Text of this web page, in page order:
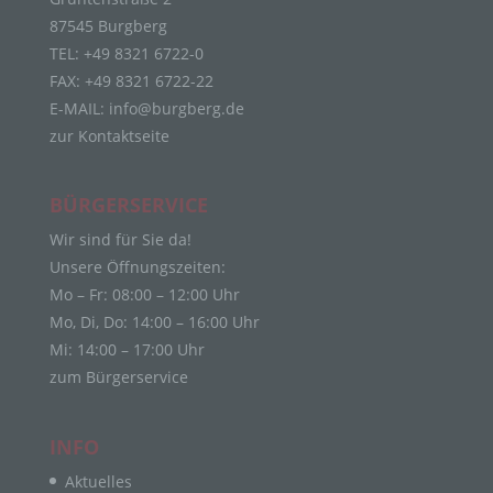
87545 Burgberg
TEL: +49 8321 6722-0
FAX: +49 8321 6722-22
E-MAIL: info@burgberg.de
zur Kontaktseite
BÜRGERSERVICE
Wir sind für Sie da!
Unsere Öffnungszeiten:
Mo – Fr: 08:00 – 12:00 Uhr
Mo, Di, Do: 14:00 – 16:00 Uhr
Mi: 14:00 – 17:00 Uhr
zum Bürgerservice
INFO
Aktuelles
die sich auf eine identifizierte oder identifizierbare
natürliche Person (im Folgenden „betroffene
Person") beziehen. Als identifizierbar wird eine
natürliche Person angesehen, die direkt oder
Kennung wie einem Namen, zu einer
Kennnummer, zu Standortdaten, zu einer Online-
physischen, physiologischen, genetischen,
sozialen Identität dieser natürlichen Person sind,
identifiziert werden kann.
b) betroffene Person
Betroffene Person ist jede identifizierte oder
identifizierbare natürliche Person, deren
personenbezogene Daten von dem für die
c) Verarbeitung
Verarbeitung ist jeder mit oder ohne Hilfe